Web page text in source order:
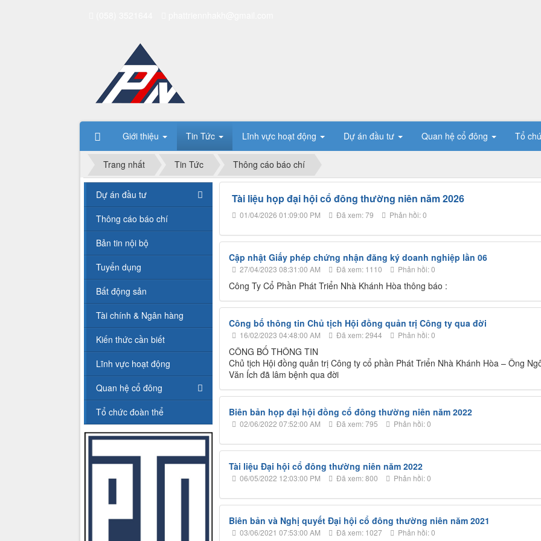
Giới thiệu Tin Tức Lĩnh vực hoạt động Dự án đầu tư Quan hệ cổ đông Tổ
Trang nhất Tin Tức Thông cáo báo chí
Tài liệu họp đại hội cổ đông thường niên năm 2026
01/04/2026 01:09:00 PM Đã xem: 79 Phản hồi: 0
Cập nhật Giấy phép chứng nhận đăng ký doanh nghiệp lần 06
27/04/2023 08:31:00 AM Đã xem: 1110 Phản hồi: 0
Công Ty Cổ Phần Phát Triển Nhà Khánh Hòa thông báo :
Công bố thông tin Chủ tịch Hội đồng quản trị Công ty qua đời
16/02/2023 04:48:00 AM Đã xem: 2944 Phản hồi: 0
CÔNG BỐ THÔNG TIN
Chủ tịch Hội đồng quản trị Công ty cổ phần Phát Triển Nhà Khánh Hòa – Ông
Văn Ích đã lâm bệnh qua đời
Biên bản họp đại hội đồng cổ đông thường niên năm 2022
02/06/2022 07:52:00 AM Đã xem: 795 Phản hồi: 0
Tài liệu Đại hội cổ đông thường niên năm 2022
06/05/2022 12:03:00 PM Đã xem: 800 Phản hồi: 0
Biên bản và Nghị quyết Đại hội cổ đông thường niên năm 2021
03/06/2021 07:53:00 AM Đã xem: 1027 Phản hồi: 0
Dự án đầu tư
Thông cáo báo chí
Bản tin nội bộ
Tuyển dụng
Bất động sản
Tài chính & Ngân hàng
Kiến thức cần biết
Lĩnh vực hoạt động
Quan hệ cổ đông
Tổ chức đoàn thể